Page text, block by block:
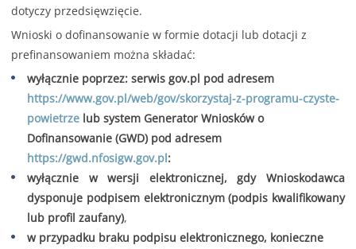
dotyczy przedsięwzięcie.
Wnioski o dofinansowanie w formie dotacji lub dotacji z
prefinansowaniem można składać:
wyłącznie poprzez: serwis gov.pl pod adresem
https://www.gov.pl/web/gov/skorzystaj-z-programu-czyste-
powietrzelub system Generator Wniosków o
Dofinansowanie (GWD) pod adresem
https://gwd.nfosigw.gov.pl:
wyłącznie w wersji elektronicznej, gdy Wnioskodawca
dysponuje podpisem elektronicznym (podpis kwalifikowany
lub profil zaufany),
w przypadku braku podpisu elektronicznego, konieczne